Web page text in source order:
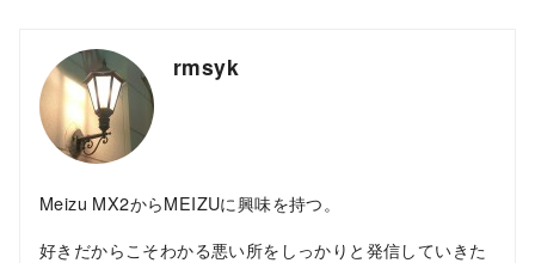
rmsyk
Meizu MX2からMEIZUに興味を持つ。
好きだからこそわかる悪い所をしっかりと発信していきた